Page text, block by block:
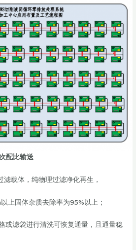
配比输送
载体，纯物理过滤净化再生，
上固体杂质去除率为95%以上；
或滤袋进行清洗可恢复通量，且通量稳